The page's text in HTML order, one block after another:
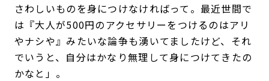
さわしいものを身につけなければって。最近世間で
は『大人が500円のアクセサリーをつけるのはアリ
やナシや』みたいな論争も湧いてましたけど、それ
でいうと、自分はかなり無理して身につけてきたの
かなと」。